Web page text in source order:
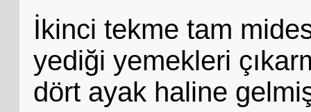
İkinci tekme tam
yediği yemekleri
dört ayak haline